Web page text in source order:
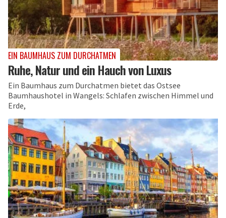
EIN BAUMHAUS ZUM DURCHATMEN
Ruhe, Natur und ein Hauch von Luxus
Ein Baumhaus zum Durchatmen bietet das Ostsee
Baumhaushotel in Wangels: Schlafen zwischen Himmel und
Erde,